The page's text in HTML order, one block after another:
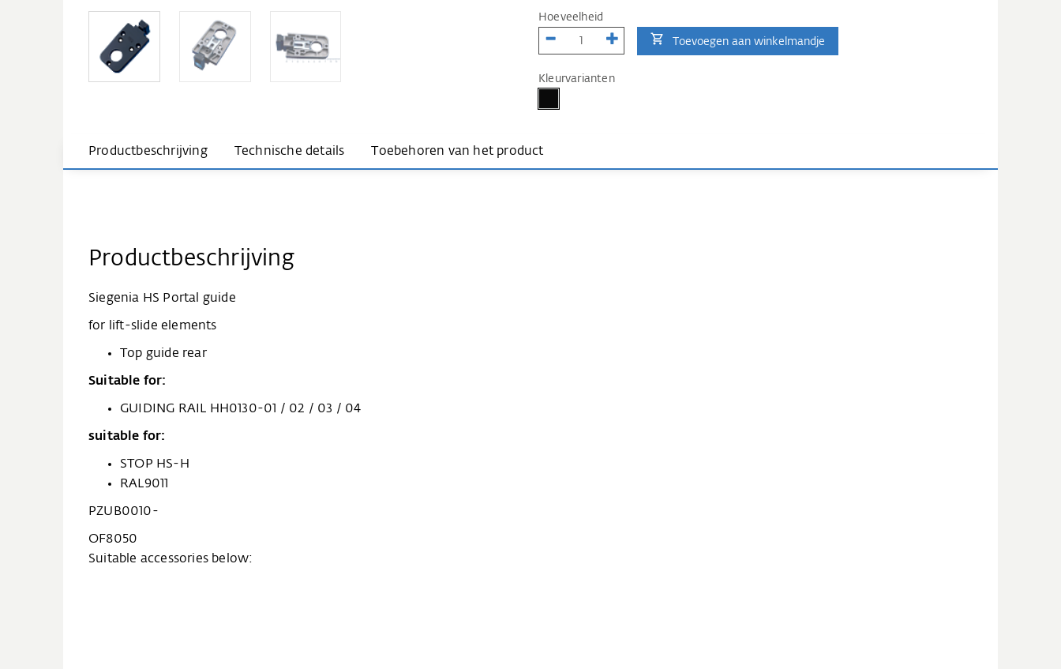
Hoeveelheid
Toevoegen aan winkelmandje
Kleurvarianten
Productbeschrijving Technische details Toebehoren van het product
Productbeschrijving
Siegenia HS Portal guide
for lift-slide elements
Top guide rear
Suitable for:
GUIDING RAIL HH0130-01 / 02 / 03 / 04
suitable for:
STOP HS-H
RAL9011
PZUB0010-
OF8050
Suitable accessories below: